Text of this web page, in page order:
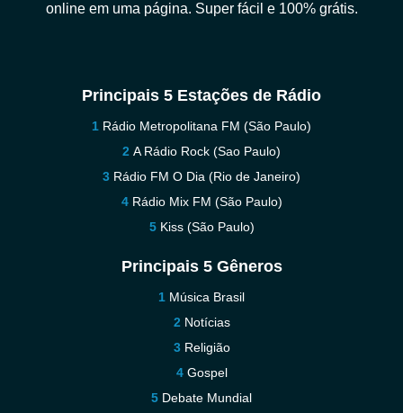
online em uma página. Super fácil e 100% grátis.
Principais 5 Estações de Rádio
Rádio Metropolitana FM (São Paulo)
A Rádio Rock (Sao Paulo)
Rádio FM O Dia (Rio de Janeiro)
Rádio Mix FM (São Paulo)
Kiss (São Paulo)
Principais 5 Gêneros
Música Brasil
Notícias
Religião
Gospel
Debate Mundial